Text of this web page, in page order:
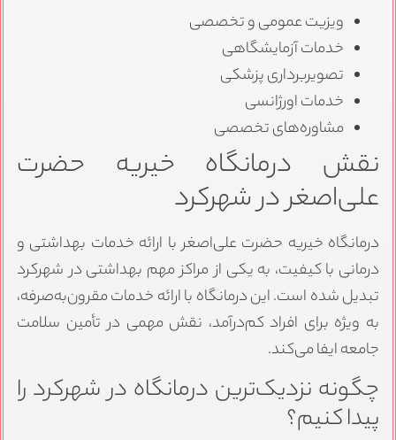
ویزیت عمومی و تخصصی
خدمات آزمایشگاهی
تصویربرداری پزشکی
خدمات اورژانسی
مشاوره‌های تخصصی
نقش درمانگاه خیریه حضرت
علی‌اصغر در شهرکرد
درمانگاه خیریه حضرت علی‌اصغر با ارائه خدمات بهداشتی و
درمانی با کیفیت، به یکی از مراکز مهم بهداشتی در شهرکرد
تبدیل شده است. این درمانگاه با ارائه خدمات مقرون‌به‌صرفه،
به ویژه برای افراد کم‌درآمد، نقش مهمی در تأمین سلامت
جامعه ایفا می‌کند.
چگونه نزدیک‌ترین درمانگاه در شهرکرد را
پیدا کنیم؟